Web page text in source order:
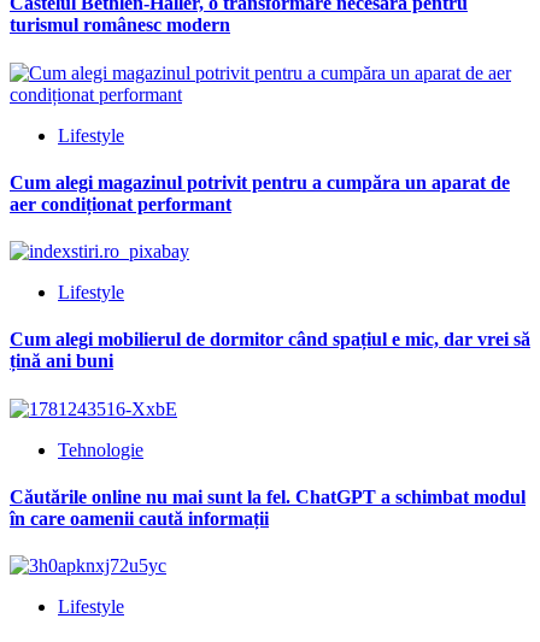
turismul românesc modern
Lifestyle
Cum alegi magazinul potrivit pentru a cumpăra un aparat de
aer condiționat performant
Lifestyle
Cum alegi mobilierul de dormitor când spațiul e mic, dar vrei să
țină ani buni
Tehnologie
Căutările online nu mai sunt la fel. ChatGPT a schimbat modul
în care oamenii caută informații
Lifestyle